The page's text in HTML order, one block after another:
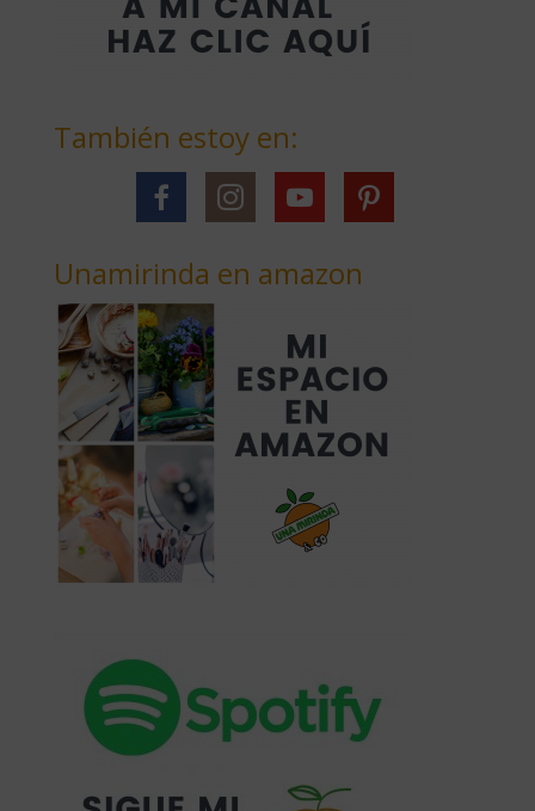
También estoy en:
Unamirinda en amazon